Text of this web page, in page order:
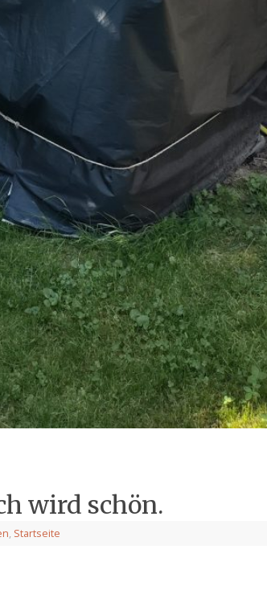
wird schön.
, Startseite